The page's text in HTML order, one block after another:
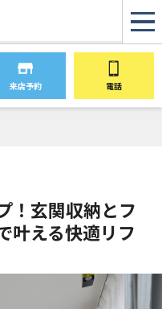
来店予約 電話
！玄関収納とフ
叶える快適リフ